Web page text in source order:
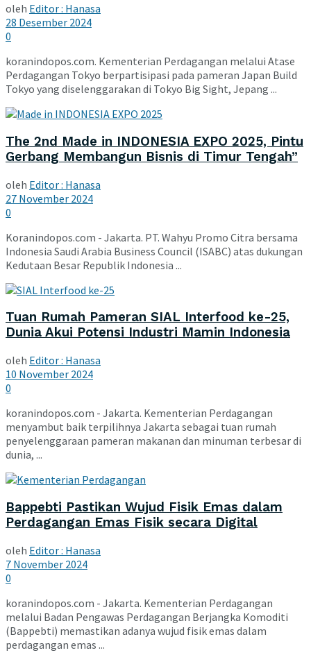
oleh Editor : Hanasa
28 Desember 2024
0
koranindopos.com. Kementerian Perdagangan melalui Atase
Perdagangan Tokyo berpartisipasi pada pameran Japan Build
Tokyo yang diselenggarakan di Tokyo Big Sight, Jepang ...
The 2nd Made in INDONESIA EXPO 2025, Pintu
Gerbang Membangun Bisnis di Timur Tengah”
oleh Editor : Hanasa
27 November 2024
0
Koranindopos.com - Jakarta. PT. Wahyu Promo Citra bersama
Indonesia Saudi Arabia Business Council (ISABC) atas dukungan
Kedutaan Besar Republik Indonesia ...
Tuan Rumah Pameran SIAL Interfood ke-25,
Dunia Akui Potensi Industri Mamin Indonesia
oleh Editor : Hanasa
10 November 2024
0
koranindopos.com - Jakarta. Kementerian Perdagangan
menyambut baik terpilihnya Jakarta sebagai tuan rumah
penyelenggaraan pameran makanan dan minuman terbesar di
dunia, ...
Bappebti Pastikan Wujud Fisik Emas dalam
Perdagangan Emas Fisik secara Digital
oleh Editor : Hanasa
7 November 2024
0
koranindopos.com - Jakarta. Kementerian Perdagangan
melalui Badan Pengawas Perdagangan Berjangka Komoditi
(Bappebti) memastikan adanya wujud fisik emas dalam
perdagangan emas ...